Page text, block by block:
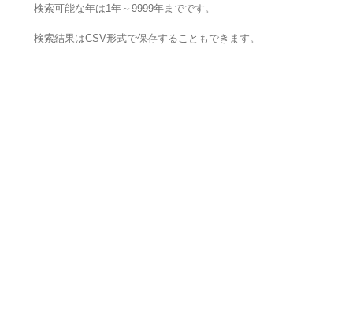
検索可能な年は1年～9999年までです。
検索結果はCSV形式で保存することもできます。